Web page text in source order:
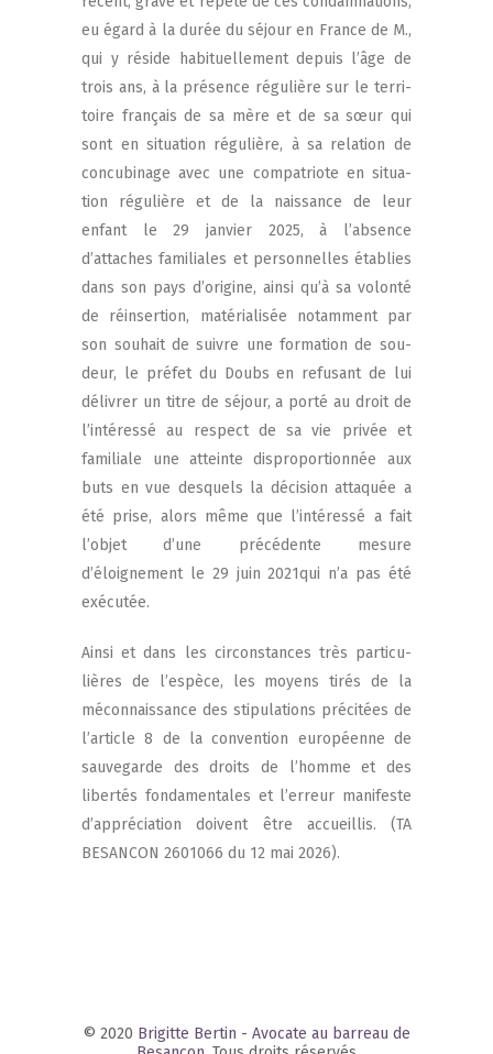
eu égard à la durée du séjour en France de M.,
qui y réside habi­tuel­le­ment depuis l’âge de
trois ans, à la pré­sence régu­lière sur le ter­ri­
toire fran­çais de sa mère et de sa sœur qui
sont en situa­tion régu­lière, à sa rela­tion de
concu­bi­nage avec une com­pa­triote en situa­
tion régu­lière et de la nais­sance de leur
enfant le 29 jan­vier 2025, à l’absence
d’attaches fami­liales et per­son­nelles éta­blies
dans son pays d’origine, ain­si qu’à sa volon­té
de réin­ser­tion, maté­ria­li­sée notam­ment par
son sou­hait de suivre une for­ma­tion de sou­
deur, le pré­fet du Doubs en refu­sant de lui
déli­vrer un titre de séjour, a por­té au droit de
l’intéressé au res­pect de sa vie pri­vée et
fami­liale une atteinte dis­pro­por­tion­née aux
buts en vue des­quels la déci­sion atta­quée a
été prise, alors même que l’intéressé a fait
l’objet d’une pré­cé­dente mesure
d’éloignement le 29 juin 2021qui n’a pas été
exécutée.
Ain­si et dans les cir­cons­tances très par­ti­cu­
lières de l’espèce, les moyens tirés de la
mécon­nais­sance des sti­pu­la­tions pré­ci­tées de
l’article 8 de la conven­tion euro­péenne de
sau­ve­garde des droits de l’homme et des
liber­tés fon­da­men­tales et l’erreur mani­feste
d’appréciation doivent être accueillis. (TA
BESANCON 2601066 du 12 mai 2026).
© 2020 Brigitte Bertin - Avocate au barreau de